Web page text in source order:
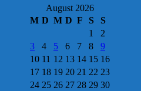
Klima,
schlecht
für
die
Natur?
´
August 2026
M D M D F S
S
1
2
3
4 5 6 7 8
9
10 11 12 13 14 15 16
17 18 19 20 21 22 23
24 25 26 27 28 29 30